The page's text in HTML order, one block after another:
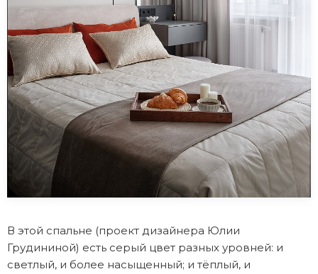
В этой спальне (проект дизайнера Юлии
Грудининой) есть серый цвет разных уровней: и
светлый, и более насыщенный; и тёплый, и